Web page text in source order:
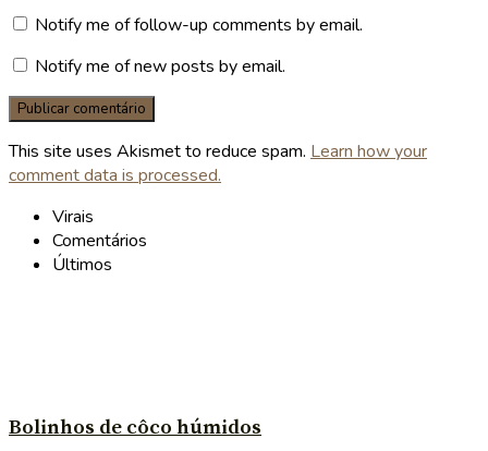
Notify me of follow-up comments by email.
Notify me of new posts by email.
This site uses Akismet to reduce spam. Learn how your
comment data is processed.
Virais
Comentários
Últimos
Bolinhos de côco húmidos